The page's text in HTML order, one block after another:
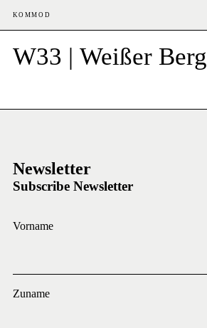
KOMMOD
W33 | Weißer
Newsletter
Subscribe Newsletter
Vorname
Zuname